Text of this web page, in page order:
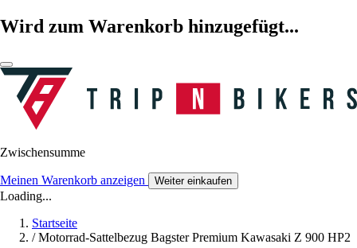
Wird zum Warenkorb hinzugefügt...
Zwischensumme
Meinen Warenkorb anzeigen Weiter einkaufen
Loading...
Startseite
/ Motorrad-Sattelbezug Bagster Premium Kawasaki Z 900 HP2